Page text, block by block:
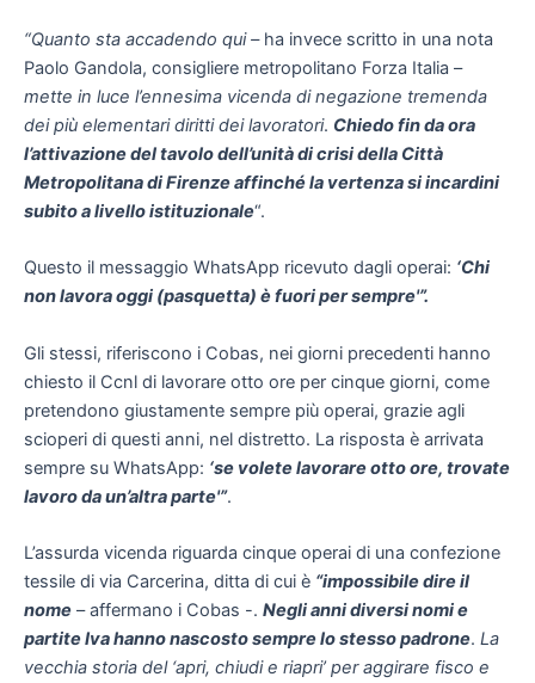
“Quanto sta accadendo qui –ha invece scritto in una nota
Paolo Gandola, consigliere metropolitano Forza Italia –
mette in luce l’ennesima vicenda di negazione tremenda
dei più elementari diritti dei lavoratori. Chiedo fin da ora
l’attivazione del tavolo dell’unità di crisi della Città
Metropolitana di Firenze affinché la vertenza si incardini
subito a livello istituzionale“.
Questo il messaggio WhatsApp ricevuto dagli operai: ‘Chi
non lavora oggi (pasquetta) è fuori per sempre'”.
Gli stessi, riferiscono i Cobas, nei giorni precedenti hanno
chiesto il Ccnl di lavorare otto ore per cinque giorni, come
pretendono giustamente sempre più operai, grazie agli
scioperi di questi anni, nel distretto. La risposta è arrivata
sempre su WhatsApp: ‘se volete lavorare otto ore, trovate
lavoro da un’altra parte'”.
L’assurda vicenda riguarda cinque operai di una confezione
tessile di via Carcerina, ditta di cui è “impossibile dire il
nome – affermano i Cobas -. Negli anni diversi nomi e
partite Iva hanno nascosto sempre lo stesso padrone. La
vecchia storia del ‘apri, chiudi e riapri’ per aggirare fisco e